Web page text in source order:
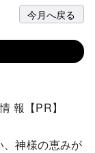
今月へ戻る
報【PR】
神様の恵みが